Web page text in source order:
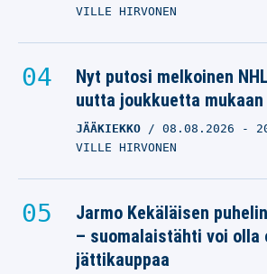
VILLE HIRVONEN
Nyt putosi melkoinen
uutta joukkuetta
JÄÄKIEKKO 08.08.2026 -
VILLE HIRVONEN
Jarmo Kekäläisen
– suomalaistähti voi olla
jättikauppaa